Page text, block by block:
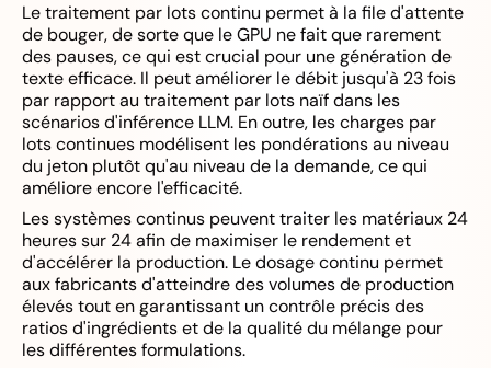
Le traitement par lots continu permet à la file d'attente
de bouger, de sorte que le GPU ne fait que rarement
des pauses, ce qui est crucial pour une génération de
texte efficace. Il peut améliorer le débit jusqu'à 23 fois
par rapport au traitement par lots naïf dans les
scénarios d'inférence LLM. En outre, les charges par
lots continues modélisent les pondérations au niveau
du jeton plutôt qu'au niveau de la demande, ce qui
améliore encore l'efficacité.
Les systèmes continus peuvent traiter les matériaux 24
heures sur 24 afin de maximiser le rendement et
d'accélérer la production. Le dosage continu permet
aux fabricants d'atteindre des volumes de production
élevés tout en garantissant un contrôle précis des
ratios d'ingrédients et de la qualité du mélange pour
les différentes formulations.